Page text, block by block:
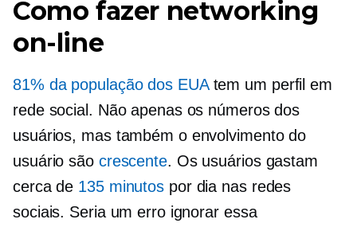
Como fazer networking
on-line
81% da população dos EUAtem um perfil em
rede social. Não apenas os números dos
usuários, mas também o envolvimento do
usuário são crescente. Os usuários gastam
cerca de 135 minutos por dia nas redes
sociais. Seria um erro ignorar essa